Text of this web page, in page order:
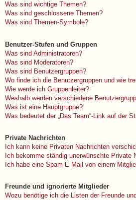
Was sind wichtige Themen?
Was sind geschlossene Themen?
Was sind Themen-Symbole?
Benutzer-Stufen und Gruppen
Was sind Administratoren?
Was sind Moderatoren?
Was sind Benutzergruppen?
Wo finde ich die Benutzergruppen und wie
Wie werde ich Gruppenleiter?
Weshalb werden verschiedene
Was ist eine Hauptgruppe?
Was bedeutet der „Das Team“-Link auf der
Private Nachrichten
Ich kann keine Privaten Nachrichten
Ich bekomme ständig unerwünschte Private
Ich habe eine Spam-E-Mail von einem
Freunde und ignorierte Mitglieder
Wozu benötige ich die Listen der Freunde